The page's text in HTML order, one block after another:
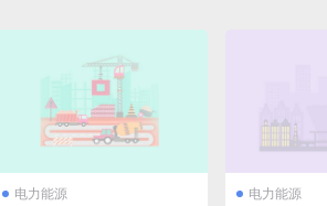
电力能源 电力能源